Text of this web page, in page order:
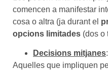
comencen a manifestar
cosa o altra (ja durant el
opcions limitades (dos o
Decisions mitjanes:
Aquelles que impliquen